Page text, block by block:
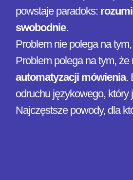
powstaje paradoks:
swobodnie.
Problem nie polega na
Problem polega na tym, że
automatyzacji mówienia.
odruchu językowego,
Najczęstsze powody, dla